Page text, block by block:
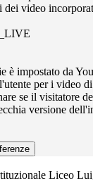
dei video
è impostato da
per i video
se il visitatore
versione
Liceo